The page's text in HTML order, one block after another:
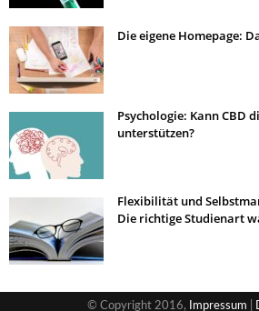
Die eigene Homepage:
Psychologie: Kann CBD
unterstützen?
Flexibilität und
Die richtige Studienart
© Copyright 2016, Impressum